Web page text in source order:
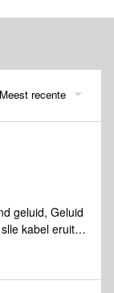
Meest recente
geluid, Geluid
kabel eruit